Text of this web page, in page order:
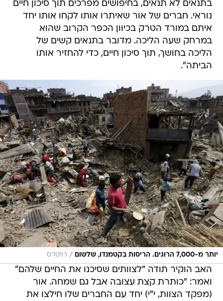
בתנאים לא תנאים, בחיפושים מפרכים תוך סיכון חיים
נוראי. חברים של אור שאיתרו אותו לקחו אותו יחד
איתם במורד הטרק בכיוון הכפר הקרוב שהוא
במרחק שעה הליכה. מדובר בתנאים קשים של
הליכה בחושך, תוך סיכון חיים, כדי להחזיר אותו
הביתה".
יותר מ-7,000 הרוגים. הריסות בקטמנדו, שלשום / רויטרס
האב הוקיר תודה "לצוותים שסיכנו את החיים שלהם"
ואמר: "כותרת קצת עצובה אבל גם שמחה. אור
(מפקד הצוות, י"י) יחד עם החברים שלו חילצו את